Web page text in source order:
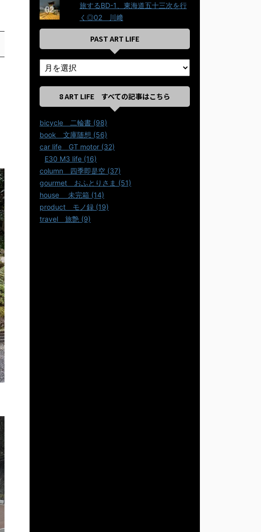
旅するBD-1、東海道五十三次を行
く◎02＿川﨑
PAST ART LIFE
8 ART LIFE すべての記事はこちら
bicycle＿二輪書 (98)
book＿文庫随想 (56)
car life＿GT motor (32)
E30 M3 life (16)
column＿四季即是空 (37)
gourmet＿おふとりさま (51)
house ＿未完箱 (14)
product＿モノ録 (19)
travel＿旅艶 (9)